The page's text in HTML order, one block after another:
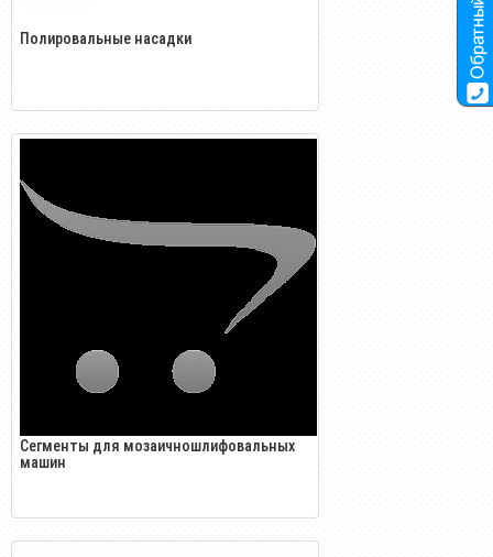
Полировальные насадки
Сегменты для мозаичношлифовальных
машин